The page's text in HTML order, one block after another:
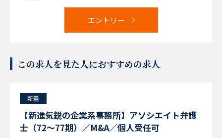
エントリー
この求人を見た人におすすめの求人
新着
【新進気鋭の企業系事務所】アソシエイト弁護
士（72～77期）／M&A／個人受任可